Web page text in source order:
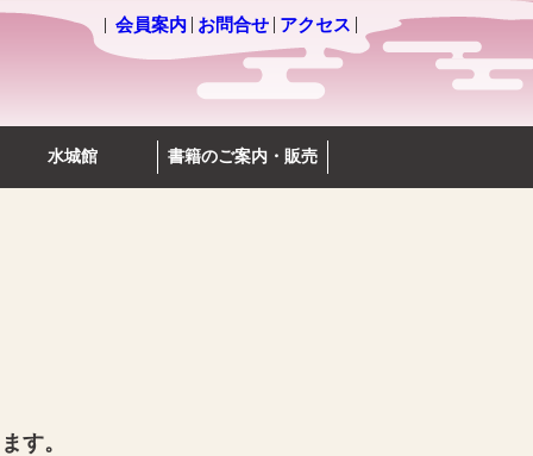
会員案内 お問合せ アクセス
水城館 書籍のご案内・販売
す。